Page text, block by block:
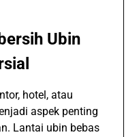
Ubin
hotel, atau
aspek penting
Lantai ubin bebas